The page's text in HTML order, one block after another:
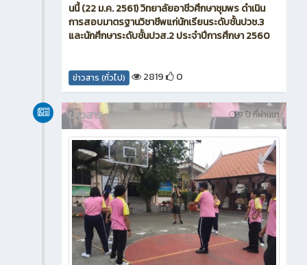
นนี้ (22 ม.ค. 2561) วิทยาลัยอาชีวศึกษาชุมพร ดำเนิน
การสอบมาตรฐานวิชาชีพแก่นักเรียนระดับชั้นปวช.3
และนักศึกษาระดับชั้นปวส.2 ประจำปีการศึกษา 2560
ข่าวสาร (ทั่วไป) 2819 0
9 ปี ที่ผ่านมา
ข่าวสาร